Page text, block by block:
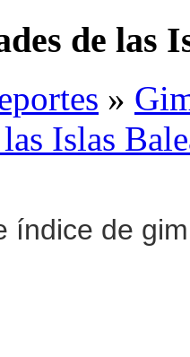
de las
»
Islas
índice de